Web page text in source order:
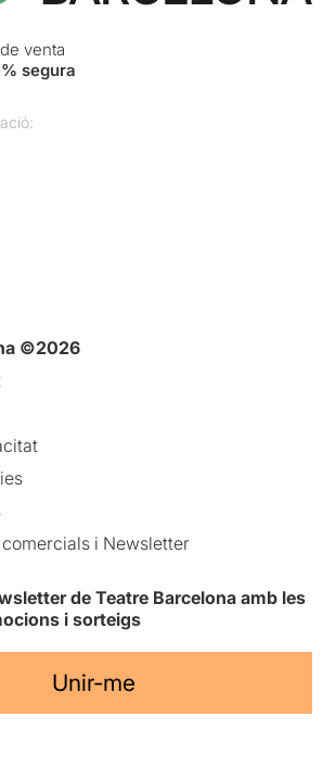
venta
segura
©2026
i Newsletter
de Teatre Barcelona amb les
i sorteigs
Unir-me